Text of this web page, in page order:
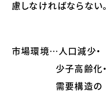
慮しなければならない。
市場環境…人口減少・
少子高齢化・
需要構造の